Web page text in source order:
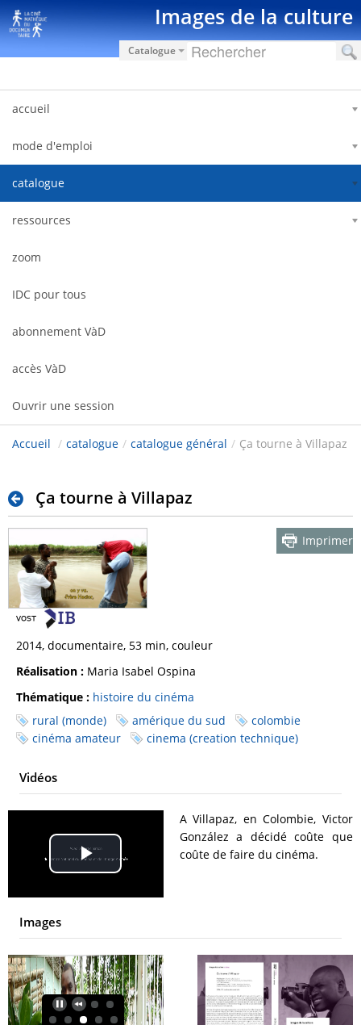
Saut au contenu Images de la culture
Catalogue
accueil
mode d'emploi
catalogue
ressources
zoom
IDC pour tous
abonnement VàD
accès VàD
Ouvrir une session
Accueil / catalogue / catalogue général / Ça tourne à Villapaz
Ça tourne à Villapaz
Imprimer
2014, documentaire, 53 min, couleur
Réalisation : Maria Isabel Ospina
Thématique : histoire du cinéma
rural (monde)
amérique du sud
colombie
cinéma amateur
cinema (creation technique)
Vidéos
Play
Video
A Villapaz, en Colombie, Victor
González a décidé coûte que
coûte de faire du cinéma.
Images